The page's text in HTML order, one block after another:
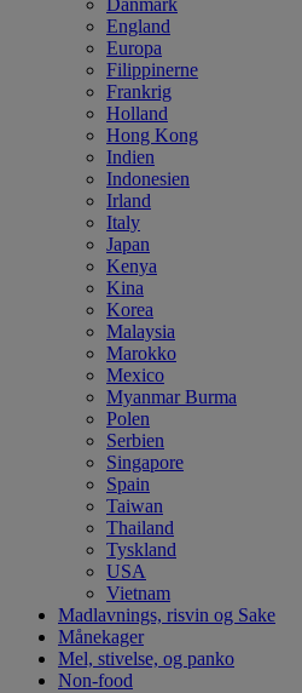
England
Europa
Filippinerne
Frankrig
Holland
Hong Kong
Indien
Indonesien
Irland
Italy
Japan
Kenya
Kina
Korea
Malaysia
Marokko
Mexico
Myanmar Burma
Polen
Serbien
Singapore
Spain
Taiwan
Thailand
Tyskland
USA
Vietnam
Madlavnings, risvin og Sake
Månekager
Mel, stivelse, og panko
Non-food